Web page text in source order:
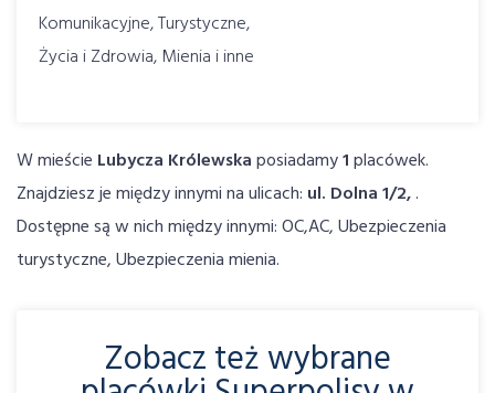
Komunikacyjne, Turystyczne,
Życia i Zdrowia, Mienia i inne
W mieście Lubycza Królewskaposiadamy1placówek.
Znajdziesz je między innymi na ulicach: ul. Dolna 1/2,.
Dostępne są w nich między innymi: OC,AC, Ubezpieczenia
turystyczne, Ubezpieczenia mienia.
Zobacz też wybrane